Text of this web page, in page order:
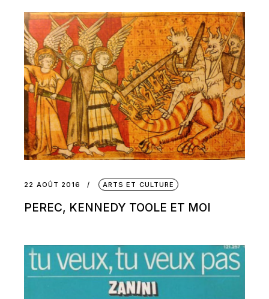
22 AOÛT 2016 ARTS ET CULTURE
PEREC, KENNEDY TOOLE ET MOI